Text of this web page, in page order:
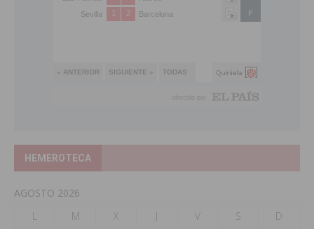
HEMEROTECA
AGOSTO 2026
L
M X J V S
D